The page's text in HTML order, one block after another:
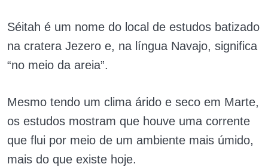
Séitah é um nome do local de estudos batizado
na cratera Jezero e, na língua Navajo, significa
“no meio da areia”.
Mesmo tendo um clima árido e seco em Marte,
os estudos mostram que houve uma corrente
que flui por meio de um ambiente mais úmido,
mais do que existe hoje.